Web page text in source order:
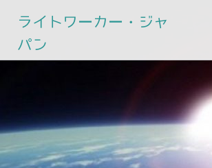
ライトワーカー・ジャ
パン